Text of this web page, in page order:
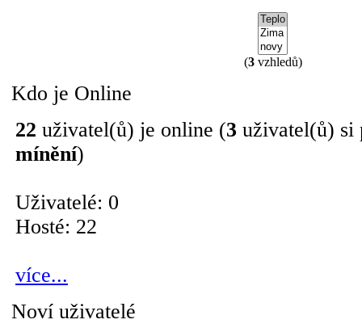
(3vzhledů)
Kdo je Online
22 uživatel(ů) je online (3 uživatel(ů)
mínění)
Uživatelé: 0
Hosté: 22
více...
Noví uživatelé